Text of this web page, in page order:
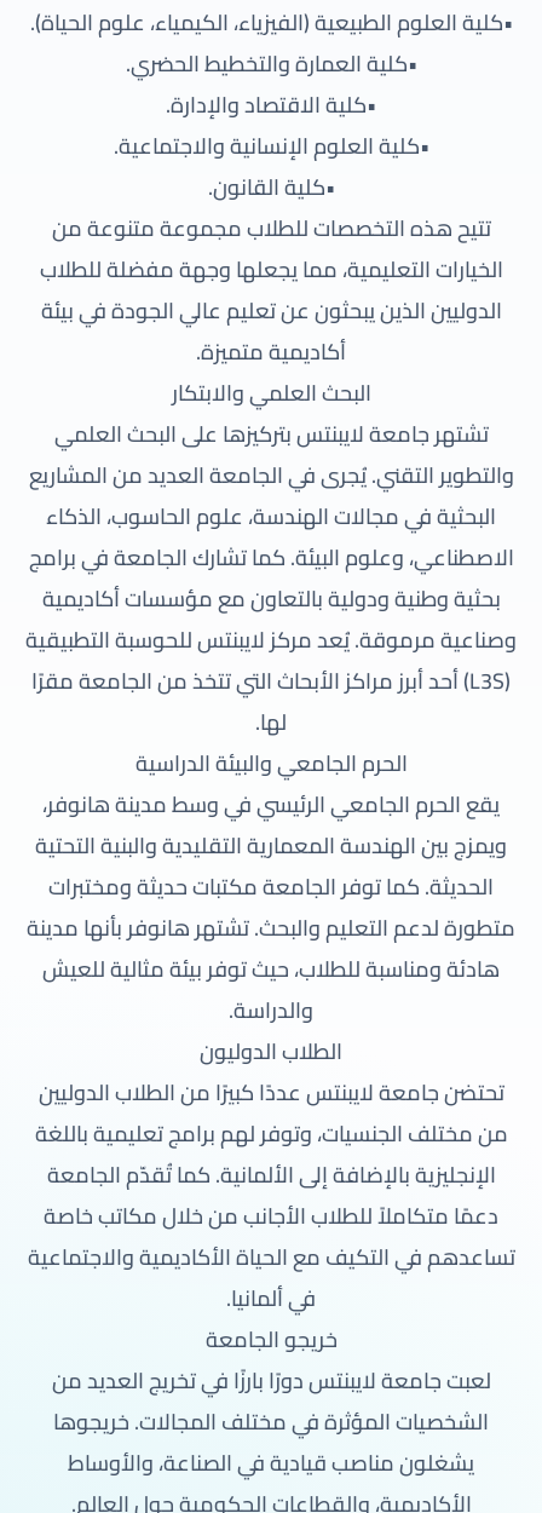
•كلية العلوم الطبيعية (الفيزياء، الكيمياء، علوم الحياة).
•كلية العمارة والتخطيط الحضري.
•كلية الاقتصاد والإدارة.
•كلية العلوم الإنسانية والاجتماعية.
•كلية القانون.
تتيح هذه التخصصات للطلاب مجموعة متنوعة من
الخيارات التعليمية، مما يجعلها وجهة مفضلة للطلاب
الدوليين الذين يبحثون عن تعليم عالي الجودة في بيئة
أكاديمية متميزة.
البحث العلمي والابتكار
تشتهر جامعة لايبنتس بتركيزها على البحث العلمي
والتطوير التقني. يُجرى في الجامعة العديد من المشاريع
البحثية في مجالات الهندسة، علوم الحاسوب، الذكاء
الاصطناعي، وعلوم البيئة. كما تشارك الجامعة في برامج
بحثية وطنية ودولية بالتعاون مع مؤسسات أكاديمية
وصناعية مرموقة. يُعد مركز لايبنتس للحوسبة التطبيقية
(L3S) أحد أبرز مراكز الأبحاث التي تتخذ من الجامعة مقرًا
لها.
الحرم الجامعي والبيئة الدراسية
يقع الحرم الجامعي الرئيسي في وسط مدينة هانوفر،
ويمزج بين الهندسة المعمارية التقليدية والبنية التحتية
الحديثة. كما توفر الجامعة مكتبات حديثة ومختبرات
متطورة لدعم التعليم والبحث. تشتهر هانوفر بأنها مدينة
هادئة ومناسبة للطلاب، حيث توفر بيئة مثالية للعيش
والدراسة.
الطلاب الدوليون
تحتضن جامعة لايبنتس عددًا كبيرًا من الطلاب الدوليين
من مختلف الجنسيات، وتوفر لهم برامج تعليمية باللغة
الإنجليزية بالإضافة إلى الألمانية. كما تُقدّم الجامعة
دعمًا متكاملاً للطلاب الأجانب من خلال مكاتب خاصة
تساعدهم في التكيف مع الحياة الأكاديمية والاجتماعية
في ألمانيا.
خريجو الجامعة
لعبت جامعة لايبنتس دورًا بارزًا في تخريج العديد من
الشخصيات المؤثرة في مختلف المجالات. خريجوها
يشغلون مناصب قيادية في الصناعة، والأوساط
الأكاديمية، والقطاعات الحكومية حول العالم.